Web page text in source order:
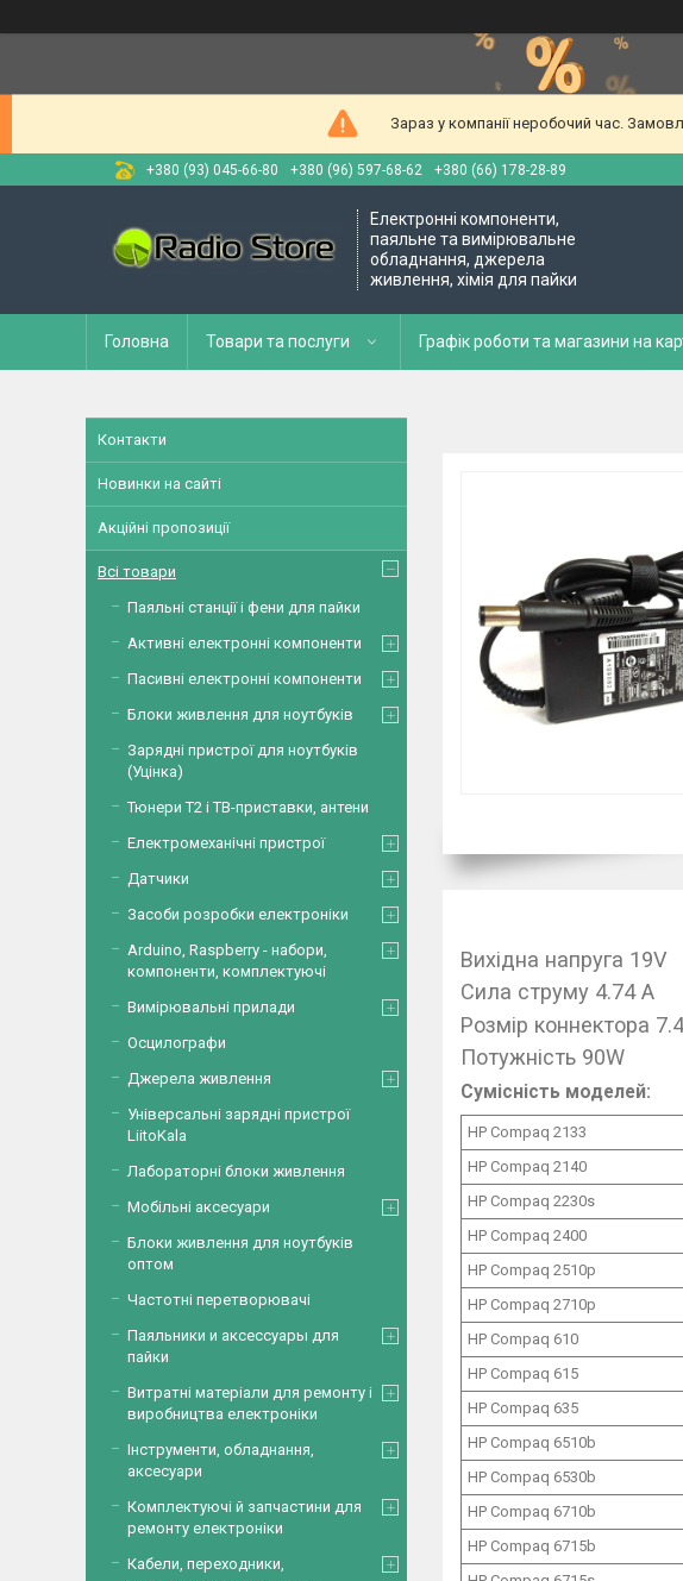
Зараз у компанії неробочий час.
+380 (93) 045-66-80 +380 (96) 597-68-62 +380 (66) 178-28-89
Електронні компоненти,
паяльне та вимірювальне
обладнання, джерела
живлення, хімія для пайки
Головна Товари та послуги Графік роботи та магазини на
Вихідна напруга 19V
Сила струму 4.74 A
Розмір коннектора
Потужність 90W
Сумісність моделей:
HP Compaq 2133
HP Compaq 2140
HP Compaq 2230s
HP Compaq 2400
HP Compaq 2510p
HP Compaq 2710p
HP Compaq 610
HP Compaq 615
HP Compaq 635
HP Compaq 6510b
HP Compaq 6530b
HP Compaq 6710b
HP Compaq 6715b
Контакти
Новинки на сайті
Акційні пропозиції
Всі товари
Паяльні станції і фени для пайки
Активні електронні компоненти
Пасивні електронні компоненти
Блоки живлення для ноутбуків
Зарядні пристрої для ноутбуків
(Уцінка)
Тюнери Т2 і ТВ-приставки, антени
Електромеханічні пристрої
Датчики
Засоби розробки електроніки
Arduino, Raspberry - набори,
компоненти, комплектуючі
Вимірювальні прилади
Осцилографи
Джерела живлення
Універсальні зарядні пристрої
LiitoKala
Лабораторні блоки живлення
Мобільні аксесуари
Блоки живлення для ноутбуків
оптом
Частотні перетворювачі
Паяльники и аксессуары для
пайки
Витратні матеріали для ремонту і
виробництва електроніки
Інструменти, обладнання,
аксесуари
Комплектуючі й запчастини для
ремонту електроніки
Кабели, переходники,